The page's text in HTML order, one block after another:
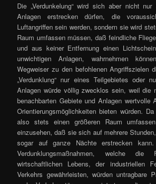
Die „Verdunkelung“ wird sich aber nicht
Anlagen erstrecken dürfen, die
Luftangriffen sein werden, sondern sie wird
Raum umfassen müssen, daß feindliche
und aus keiner Entfernung einen
unwichtigen Anlagen, wahrnehmen
Wegweiser zu den befohlenen Angriffszielen
„Verdunklung“ nur eines Teilgebietes oder
Anlagen würde völlig zwecklos sein, weil die
benachbarten Gebiete und Anlagen wertvolle
Orientierungsmöglichkeiten bieten würden. Da
also stets einen größeren Raum
einzusehen, daß sie sich auf mehrere
sogar auf ganze Nächte erstrecken
Verdunklungsmaßnahmen, welche die
wirtschaftlichen Lebens, der industriellen
Verkehrs gewährleisten, würden untragbare